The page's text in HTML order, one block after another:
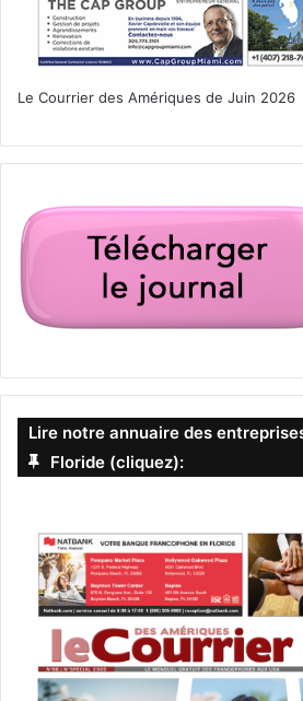
Le Courrier des Amériques de Juin 2026
Lire notre annuaire des
Floride (cliquez):